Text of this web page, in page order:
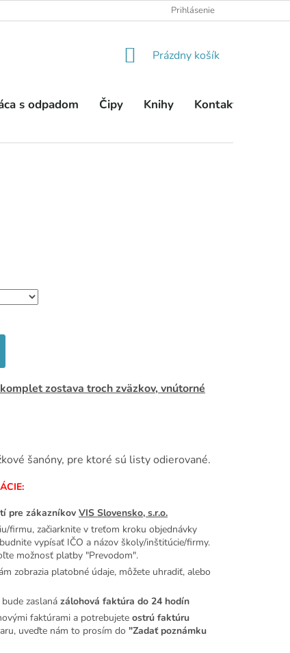
PODMIENKY PODMIENKY OCHRANY OSOBNÝCH
Prihlásenie
NÁKUPNÝ
Prázdny košík
s odpadom Čipy Knihy Kontakty
zostava troch zväzkov, vnútorné
šanóny, pre ktoré sú listy odierované.
pre zákazníkov VIS Slovensko, s.r.o.
firmu, začiarknite v treťom kroku objednávky
vypísať IČO a názov školy/inštitúcie/firmy.
možnosť platby "Prevodom".
zobrazia platobné údaje, môžete uhradiť, alebo
zaslaná zálohová faktúra do 24 hodín
faktúrami a potrebujete ostrú faktúru
uveďte nám to prosím do "Zadať poznámku